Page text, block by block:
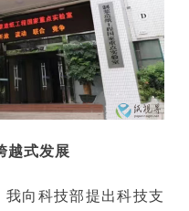
越式发展
向科技部提出科技支